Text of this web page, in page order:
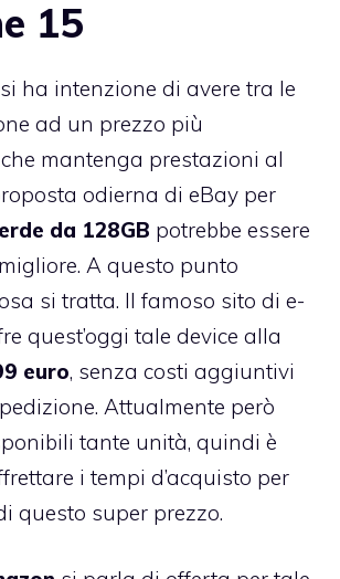
15
ha intenzione di avere tra le
ad un prezzo più
mantenga prestazioni al
odierna di eBay per
da 128GB potrebbe essere
A questo punto
si tratta. Il famoso sito di e-
quest’oggi tale device alla
euro, senza costi aggiuntivi
Attualmente però
tante unità, quindi è
i tempi d’acquisto per
questo super prezzo.